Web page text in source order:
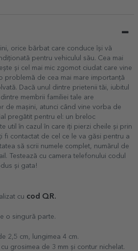
orice bărbat care conduce își vă
pentru vehiculul său. Cea mai
și cel mai mic zgomot ciudat care vine
problemă de cea mai mare importanță
Dacă unul dintre prietenii tăi, iubitul
membrii familiei tale are
de mașini, atunci când vine vorba de
pregătit pentru el: un breloc
util în cazul în care iți pierzi cheile și prin
fi contactat de cel ce le va găsi pentru a
să scrii numele complet, numărul de
Testează cu camera telefonului codul
și gata!
cu cod QR.
o singură parte.
2,5 cm, lungimea 4 cm.
cu grosimea de 3 mm și contur nichelat.